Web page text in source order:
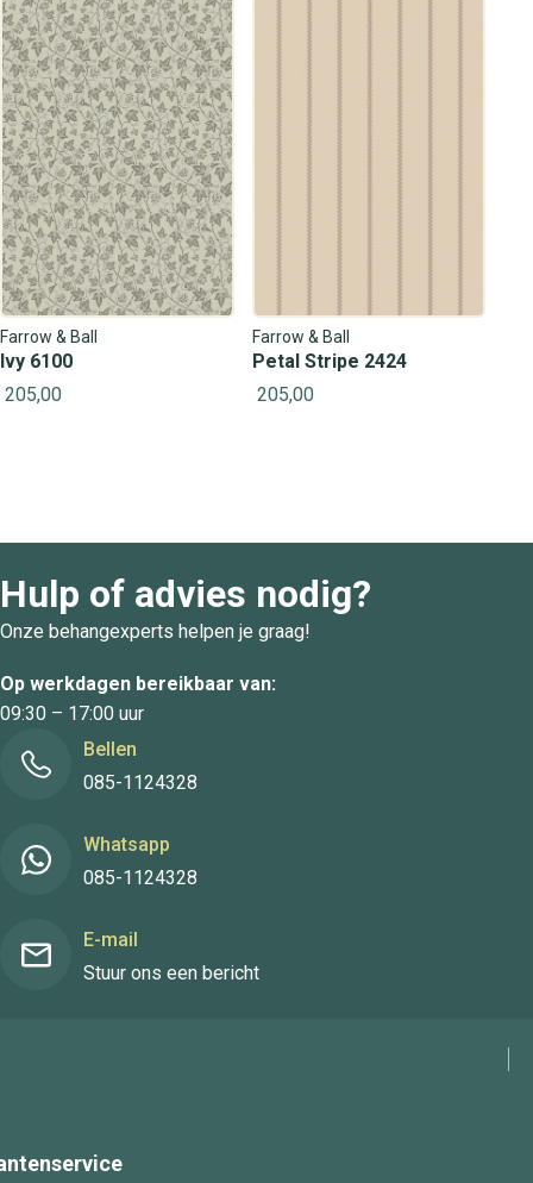
Farrow & Ball
Ivy 6100
205,00
Farrow & Ball
Petal Stripe 2424
205,00
Hulp of advies nodig?
Onze behangexperts helpen je graag!
Op werkdagen bereikbaar van:
09:30 – 17:00 uur
Bellen
085-1124328
Whatsapp
085-1124328
E-mail
Stuur ons een bericht